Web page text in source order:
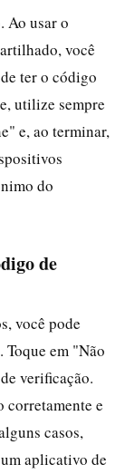
Ao usar o
você
ter o código
utilize sempre
e, ao terminar,
do
de
você pode
em "Não
verificação.
e
casos,
aplicativo de